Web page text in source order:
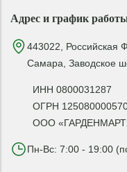
Адрес и график
443022, Российская
Самара, Заводское
ИНН 0800031287
ОГРН
ООО
Пн-Вс: 7:00 - 19:00